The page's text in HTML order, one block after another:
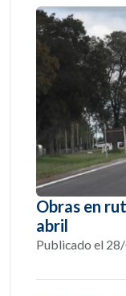
Obras en
abril
Publicado el